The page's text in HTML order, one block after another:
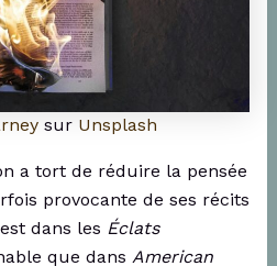
sur Unsplash
a tort de réduire la pensée
provocante de ses récits
dans les Éclats
que dans American